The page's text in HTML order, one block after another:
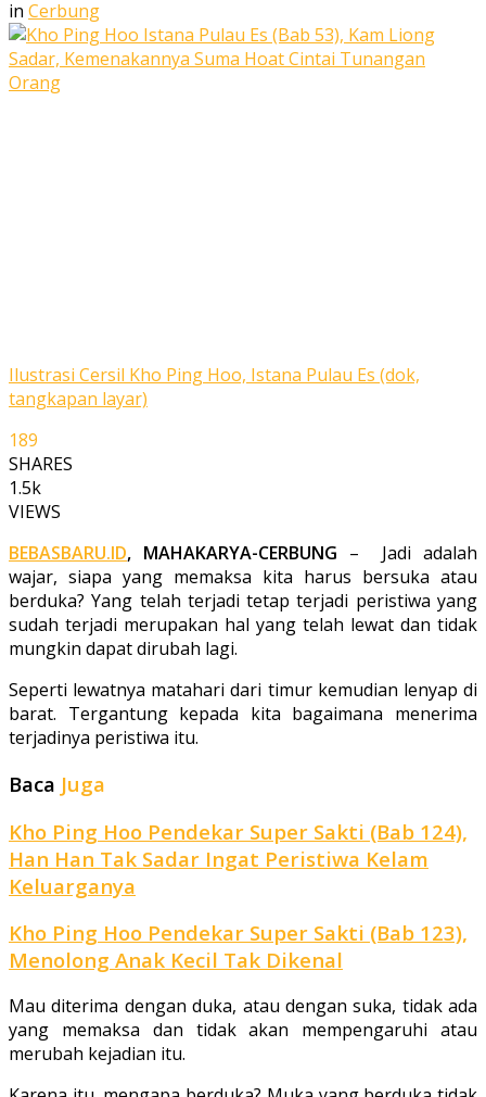
in Cerbung
Ilustrasi Cersil Kho Ping Hoo, Istana Pulau Es (dok,
tangkapan layar)
189
SHARES
1.5k
VIEWS
BEBASBARU.ID, MAHAKARYA-CERBUNG – Jadi adalah
wajar, siapa yang memaksa kita harus bersuka atau
berduka? Yang telah terjadi tetap terjadi peristiwa yang
sudah terjadi merupakan hal yang telah lewat dan tidak
mungkin dapat dirubah lagi.
Seperti lewatnya matahari dari timur kemudian lenyap di
barat. Tergantung kepada kita bagaimana menerima
terjadi­nya peristiwa itu.
Baca Juga
Kho Ping Hoo Pendekar Super Sakti (Bab 124),
Han Han Tak Sadar Ingat Peristiwa Kelam
Keluarganya
Kho Ping Hoo Pendekar Super Sakti (Bab 123),
Menolong Anak Kecil Tak Dikenal
Mau diterima dengan duka, atau dengan suka, tidak ada
yang memaksa dan tidak akan mempengaruhi atau
merubah kejadian itu.